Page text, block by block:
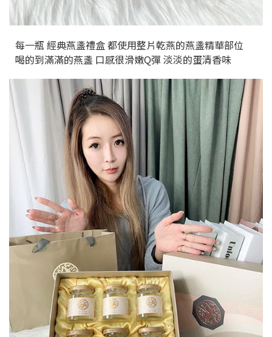
每一瓶 經典燕盞禮盒 都使用整片乾燕的燕盞精華部位
喝的到滿滿的燕盞 口感很滑嫩Q彈 淡淡的蛋清香味